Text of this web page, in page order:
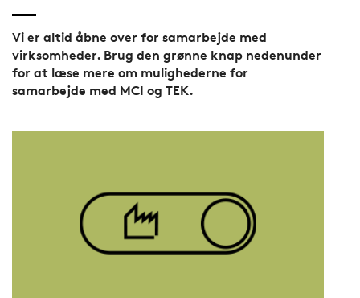
Vi er altid åbne over for samarbejde med
virksomheder. Brug den grønne knap nedenunder
for at læse mere om mulighederne for
samarbejde med MCI og TEK.